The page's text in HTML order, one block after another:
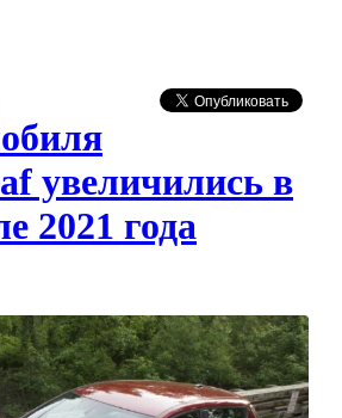
увеличились в
2021 года